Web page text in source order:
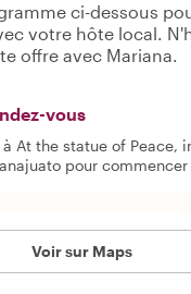
ci-dessous
votre hôte local.
offre avec Mariana.
vous
à At the statue of Peace,
pour
Voir sur Maps